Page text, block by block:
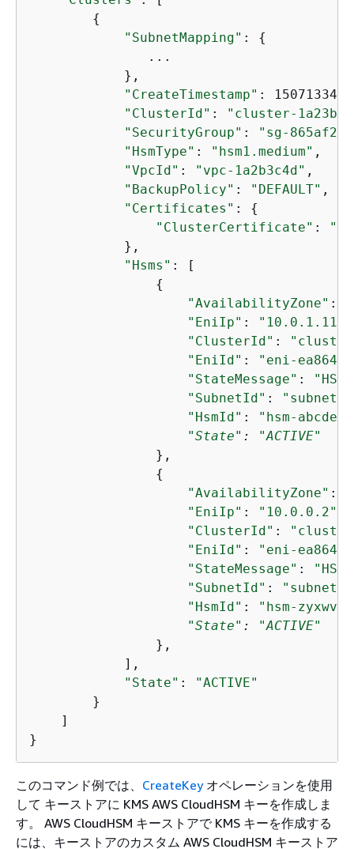
{
"SubnetMapping" : {
               ...
            },
"CreateTimestamp" :
"ClusterId" :
"cluster-
"SecurityGroup" :
"sg-
"HsmType" : "hsm1.medium" ,
"VpcId" : "vpc-1a2b3c4d" ,
"BackupPolicy" : "DEFAULT" ,
"Certificates" : {
"ClusterCertificate" :
            },
"Hsms" : [
{
"AvailabilityZone" :
"EniIp" : "10.0.1.11"
"ClusterId" :
"EniId" :
"eni-
"StateMessage" :
"SubnetId" :
"subnet-
"HsmId" :
"hsm-
"State" :
"ACTIVE"
                },
{
"AvailabilityZone" :
"EniIp" : "10.0.0.2"
"ClusterId" :
"EniId" :
"eni-
"StateMessage" :
"SubnetId" :
"subnet-
"HsmId" :
"hsm-
"State" :
"ACTIVE"
                },
            ],
"State" :
"ACTIVE"
        }
    ]
}
このコマンド例では、 CreateKeyオペレーションを使用
して キーストアに KMS AWS CloudHSM キーを作成しま
す。 AWS CloudHSM キーストアで KMS キーを作成する
には、キーストアのカスタム AWS CloudHSM キーストア